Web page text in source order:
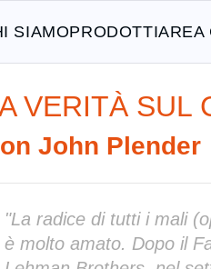
SIAMOPRODOTTIAREA
VERITÀ SUL
con John Plender
"La radice di tutti i mali
è molto amato. Dopo il